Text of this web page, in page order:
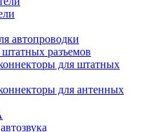
автопроводки
разъемов
для штатных
для антенных